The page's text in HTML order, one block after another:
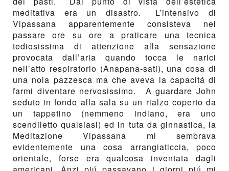
meditativa era un disastro. L’intensivo di
Vipassana apparentemente consisteva nel
passare ore su ore a praticare una tecnica
tediosissima di attenzione alla sensazione
provocata dall’aria quando tocca le narici
nell’atto respiratorio (Anapana-sati), una cosa di
una noia pazzesca ma che aveva la capacitá di
farmi diventare nervosissimo. A guardare John
seduto in fondo alla sala su un rialzo coperto da
un tappetino (nemmeno indiano, era uno
scendiletto qualsiasi) ed in tuta da ginnastica, la
Meditazione Vipassana mi sembrava
evidentemente una cosa arrangiaticcia, poco
orientale, forse era qualcosa inventata dagli